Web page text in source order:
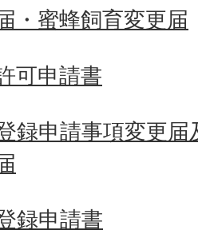
・蜜蜂飼育変更届
可申請書
録申請事項変更
録申請書